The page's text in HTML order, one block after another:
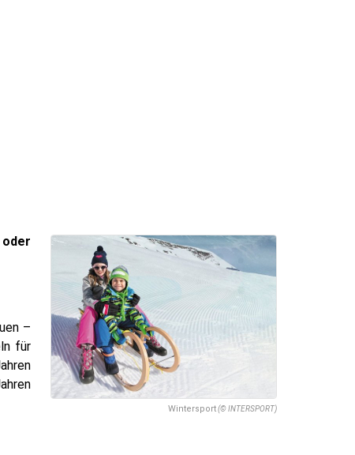
Wintersport(© INTERSPORT)
–
für